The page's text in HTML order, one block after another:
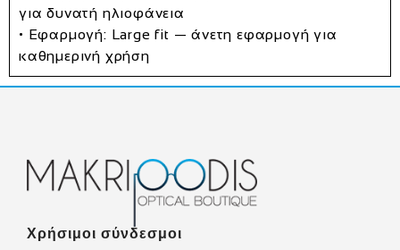
για δυνατή ηλιοφάνεια
• Εφαρμογή: Large fit — άνετη εφαρμογή για
καθημερινή χρήση
Χρήσιμοι σύνδεσμοι